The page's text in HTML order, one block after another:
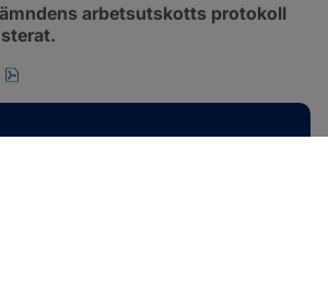
arbetsutskotts protokoll